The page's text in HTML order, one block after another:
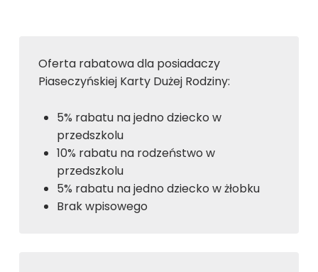
Oferta rabatowa dla posiadaczy
Piaseczyńskiej Karty Dużej Rodziny:
5% rabatu na jedno dziecko w
przedszkolu
10% rabatu na rodzeństwo w
przedszkolu
5% rabatu na jedno dziecko w żłobku
Brak wpisowego